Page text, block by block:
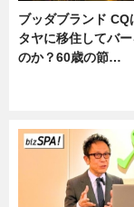
ブッダブランド CQ
タヤに移住してバ
のか？60歳の節…